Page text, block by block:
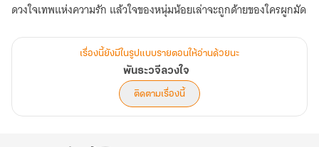
ดวงใจเทพแห่งความรัก แล้วใจของหนุ่มน้อยเล่าจะถูกด้ายของใครผูกมัด
เรื่องนี้ยังมีในรูปแบบรายตอนให้อ่านด้วยนะ
พันธะวจีลวงใจ
ติดตามเรื่องนี้